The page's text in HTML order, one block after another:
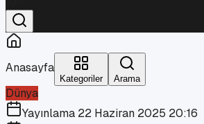
Anasayfa
Kategoriler Arama
Dünya
Yayınlama 22 Haziran 2025 20:16